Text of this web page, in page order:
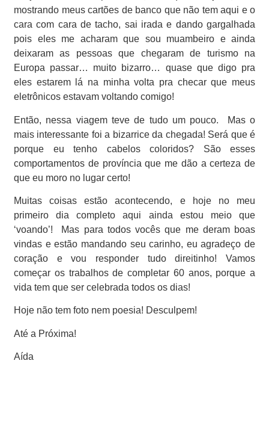
mostrando meus cartões de banco que não tem aqui e o
cara com cara de tacho, sai irada e dando gargalhada
pois eles me acharam que sou muambeiro e ainda
deixaram as pessoas que chegaram de turismo na
Europa passar… muito bizarro… quase que digo pra
eles estarem lá na minha volta pra checar que meus
eletrônicos estavam voltando comigo!
Então, nessa viagem teve de tudo um pouco.
Mas o
mais interessante foi a bizarrice da chegada! Será que é
porque eu tenho cabelos coloridos? São esses
comportamentos de província que me dão a certeza de
que eu moro no lugar certo!
Muitas coisas estão acontecendo, e hoje no meu
primeiro dia completo aqui ainda estou meio que
‘voando’!
Mas para todos vocês que me deram boas
vindas e estão mandando seu carinho, eu agradeço de
coração e vou responder tudo direitinho! Vamos
começar os trabalhos de completar 60 anos, porque a
vida tem que ser celebrada todos os dias!
Hoje não tem foto nem poesia! Desculpem!
Até a Próxima!
Aída